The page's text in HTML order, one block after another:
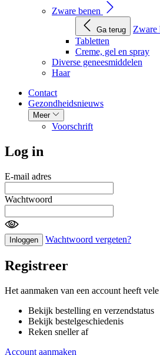
Zware benen
Ga terug
Zware
Tabletten
Creme, gel en spray
Diverse geneesmiddelen
Haar
Contact
Gezondheidsnieuws
Meer
Voorschrift
Log in
E-mail adres
Wachtwoord
Inloggen Wachtwoord vergeten?
Registreer
Het aanmaken van een account heeft
Bekijk bestelling en verzendstatus
Bekijk bestelgeschiedenis
Reken sneller af
Account aanmaken